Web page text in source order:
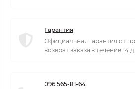
Гарантия
Официальная гарантия от
возврат заказа в течение 14
096 565-81-64